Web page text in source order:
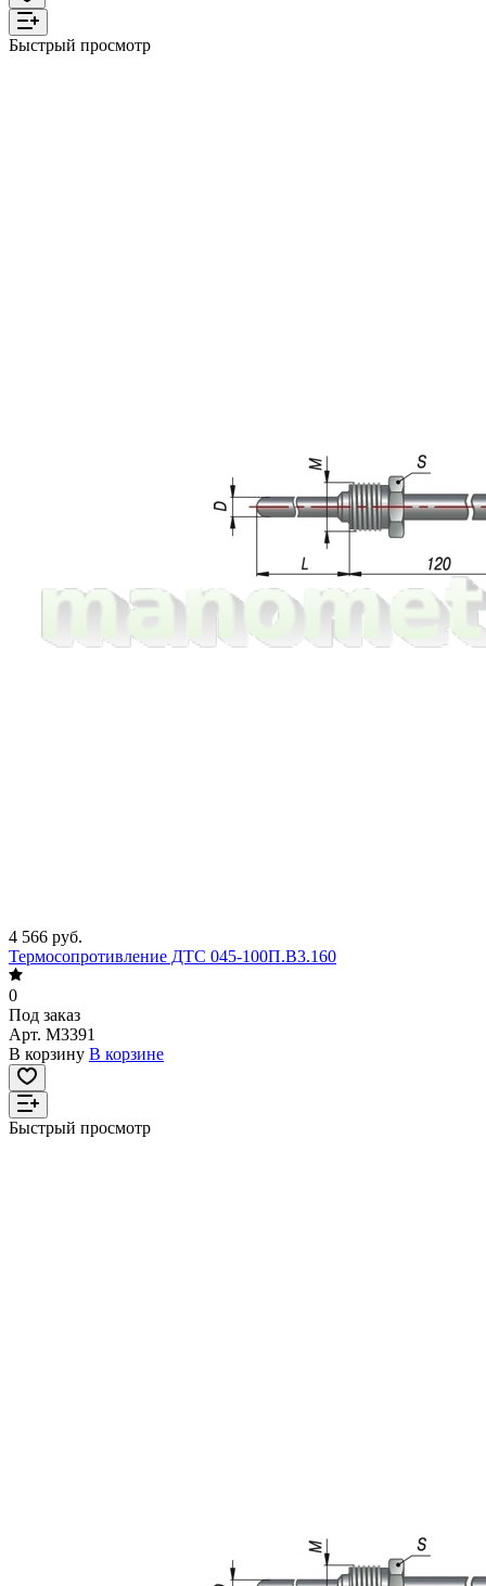
Быстрый просмотр
4 566 руб.
Термосопротивление ДТС 045-100П.В3.160
0
Под заказ
Арт. M3391
В корзину В корзине
Быстрый просмотр